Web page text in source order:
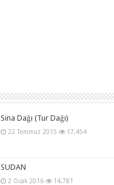
Sina Dağı (Tur Dağı)
22 Temmuz 2015 17,454
SUDAN
2 Ocak 2016 14,781